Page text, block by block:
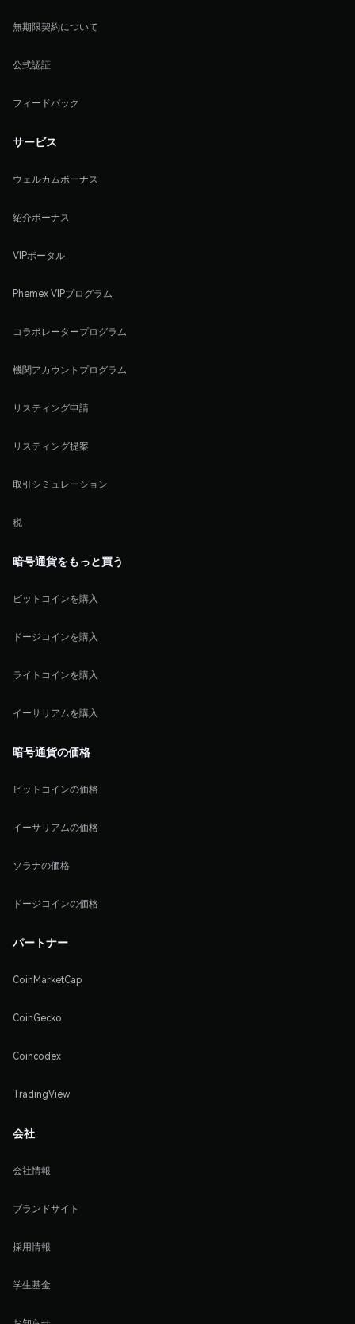
無期限契約について
公式認証
フィードバック
サービス
ウェルカムボーナス
紹介ボーナス
VIPポータル
Phemex VIPプログラム
コラボレータープログラム
機関アカウントプログラム
リスティング申請
リスティング提案
取引シミュレーション
税
暗号通貨をもっと買う
ビットコインを購入
ドージコインを購入
ライトコインを購入
イーサリアムを購入
暗号通貨の価格
ビットコインの価格
イーサリアムの価格
ソラナの価格
ドージコインの価格
パートナー
CoinMarketCap
CoinGecko
Coincodex
TradingView
会社
会社情報
ブランドサイト
採用情報
学生基金